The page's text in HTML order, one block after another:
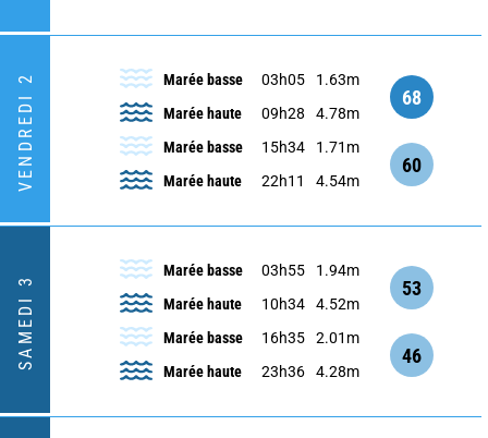
VENDREDI 2 Marée basse 03h05
1.63m
Marée haute
09h28 4.78m
68
Marée basse 15h34
1.71m
Marée haute
22h11 4.54m
60
SAMEDI 3
Marée basse 03h55
1.94m
Marée haute
10h34 4.52m
53
Marée basse 16h35
2.01m
Marée haute
23h36 4.28m
46